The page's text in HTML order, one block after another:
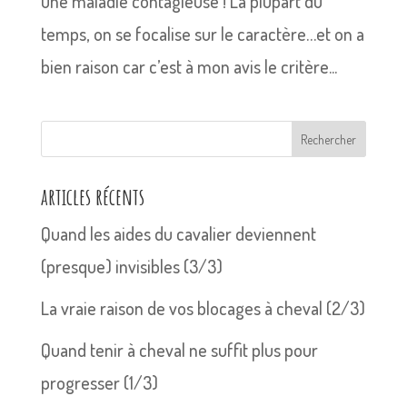
temps, on se focalise sur le caractère…et on a
bien raison car c’est à mon avis le critère...
Rechercher
articles récents
Quand les aides du cavalier deviennent
(presque) invisibles (3/3)
La vraie raison de vos blocages à cheval (2/3)
Quand tenir à cheval ne suffit plus pour
progresser (1/3)